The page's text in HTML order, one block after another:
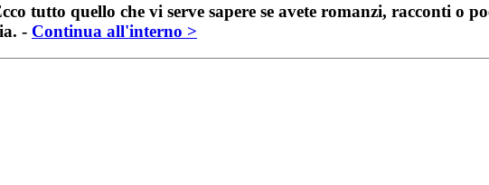
tutto quello che vi serve sapere se avete romanzi, racconti o
- Continua all'interno >